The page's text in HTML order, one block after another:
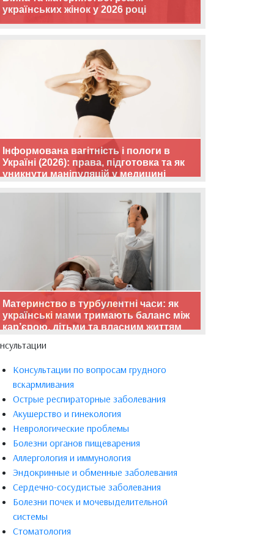
українських жінок у 2026 році
Інформована вагітність і пологи в
Україні (2026): права, підготовка та як
уникнути маніпуляцій у медицині
Материнство в турбулентні часи: як
українські мами тримають баланс між
кар’єрою, дітьми та власним життям
Консультации по вопросам грудного
вскармливания
Острые респираторные заболевания
Акушерство и гинекология
Неврологические проблемы
Болезни органов пищеварения
Аллергология и иммунология
Эндокринные и обменные заболевания
Сердечно-сосудистые заболевания
Болезни почек и мочевыделительной
системы
Стоматология